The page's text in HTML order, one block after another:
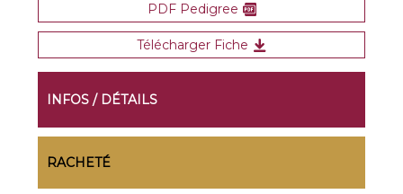
PDF Pedigree
Télécharger Fiche
INFOS / DÉTAILS
RACHETÉ